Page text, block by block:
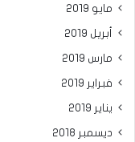
مايو 2019
أبريل 2019
مارس 2019
فبراير 2019
يناير 2019
ديسمبر 2018